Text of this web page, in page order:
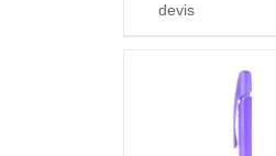
devis